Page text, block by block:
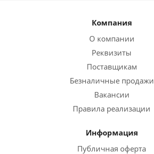
Компания
О компании
Реквизиты
Поставщикам
Безналичные продажи
Вакансии
Правила реализации
Информация
Публичная оферта